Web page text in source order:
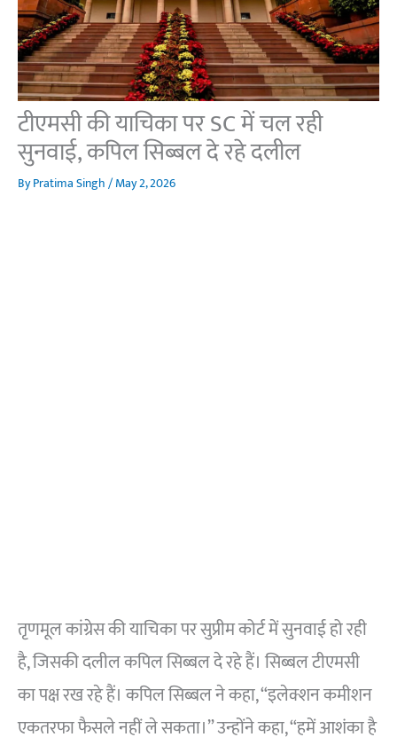
टीएमसी की याचिका पर SC में चल रही
सुनवाई, कपिल सिब्बल दे रहे दलील
ByPratima Singh/May 2, 2026
तृणमूल कांग्रेस की याचिका पर सुप्रीम कोर्ट में सुनवाई हो रही
है, जिसकी दलील कपिल सिब्बल दे रहे हैं। सिब्बल टीएमसी
का पक्ष रख रहे हैं। कपिल सिब्बल ने कहा, “इलेक्शन कमीशन
एकतरफा फैसले नहीं ले सकता।” उन्होंने कहा, “हमें आशंका है